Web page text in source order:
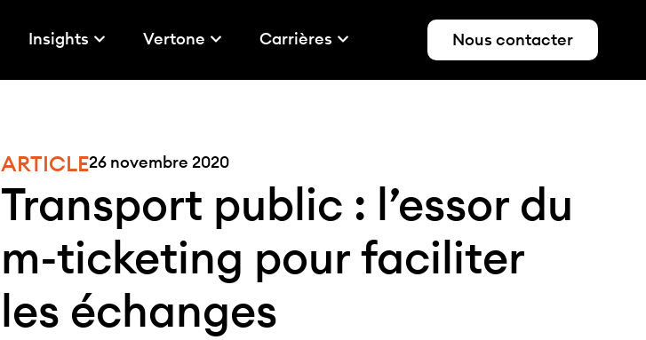
Insights Vertone Carrières Nous contacter
ARTICLE26 novembre 2020
Transport public : l’essor du
m-ticketing pour faciliter
les échanges